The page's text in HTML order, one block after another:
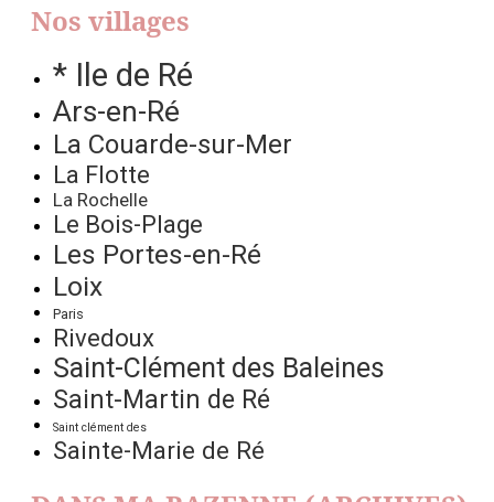
Nos villages
* Ile de Ré
Ars-en-Ré
La Couarde-sur-Mer
La Flotte
La Rochelle
Le Bois-Plage
Les Portes-en-Ré
Loix
Paris
Rivedoux
Saint-Clément des Baleines
Saint-Martin de Ré
Saint clément des
Sainte-Marie de Ré